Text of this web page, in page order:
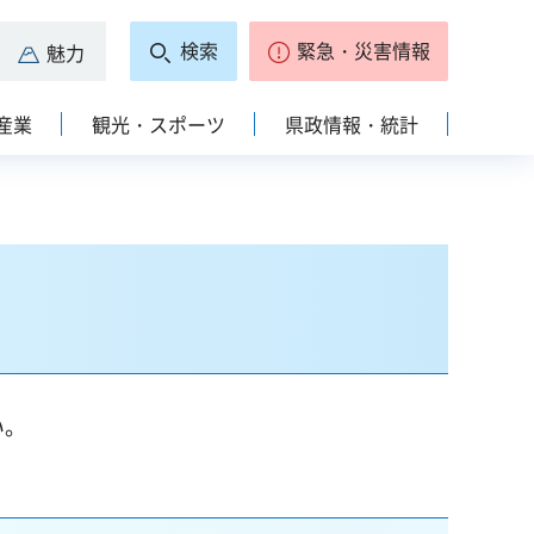
魅力 検索 緊急・災害情報
業 観光・スポーツ 県政情報・統計